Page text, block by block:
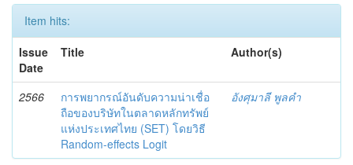
Item hits:
Issue
Date
Title Author(s)
2566
การพยากรณ์อันดับความน่าเชื่อ
ถือของบริษัทในตลาดหลักทรัพย์
แห่งประเทศไทย (SET) โดยวิธี
Random-effects Logit
อังศุมาลี พูลคำ